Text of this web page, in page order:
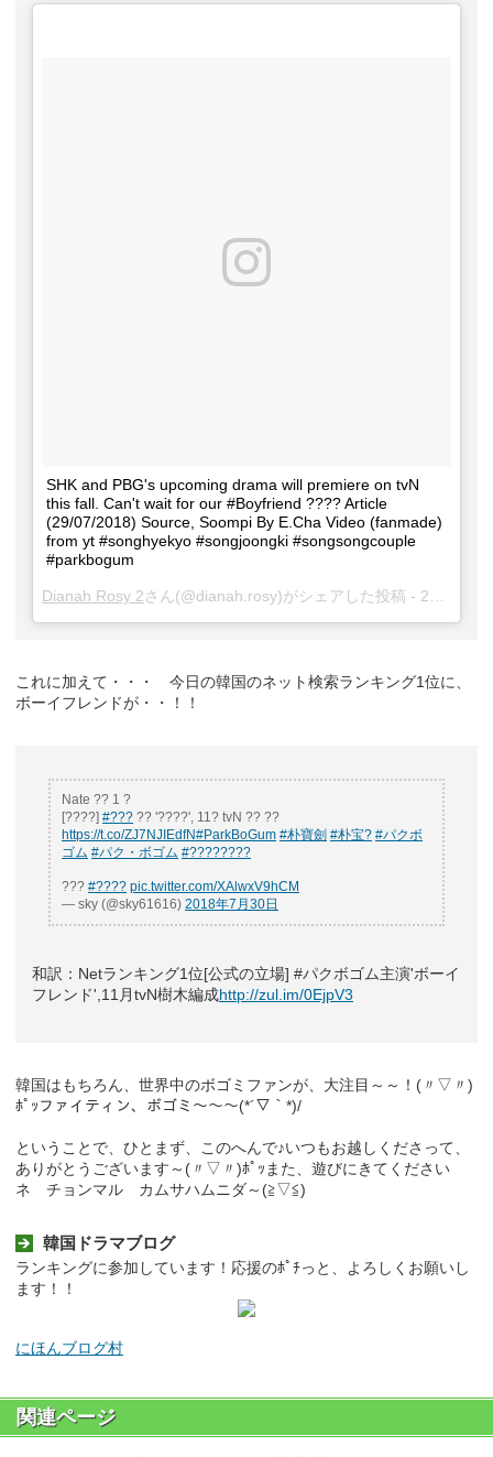
SHK and PBG's upcoming drama will premiere on tvN
this fall. Can't wait for our #Boyfriend ???? Article
(29/07/2018) Source, Soompi By E.Cha Video (fanmade)
from yt #songhyekyo #songjoongki #songsongcouple
#parkbogum
Dianah Rosy 2さん(@dianah.rosy)がシェアした投稿 - 2018年 7月月29日午後6時31分PDT
これに加えて・・・ 今日の韓国のネット検索ランキング1位に、
ボーイフレンドが・・！！
Nate ?? 1 ?
[????] #??? ?? '????', 11? tvN ?? ??
https://t.co/ZJ7NJIEdfN#ParkBoGum #朴寶劍 #朴宝? #パクボ
ゴム #パク・ボゴム #????????
??? #???? pic.twitter.com/XAlwxV9hCM
— sky (@sky61616) 2018年7月30日
和訳：Netランキング1位[公式の立場] #パクボゴム主演'ボーイ
フレンド',11月tvN樹木編成http://zul.im/0EjpV3
韓国はもちろん、世界中のボゴミファンが、大注目～～！(〃▽〃)
ﾎﾟｯファイティン、ボゴミ～～～(*´▽｀*)/
ということで、ひとまず、このへんで♪いつもお越しくださって、
ありがとうございます～(〃▽〃)ﾎﾟｯまた、遊びにきてください
ネ チョンマル カムサハムニダ～(≧▽≦)ゞ
韓国ドラマブログ
ランキングに参加しています！応援のﾎﾟﾁっと、よろしくお願いし
ます！！
にほんブログ村
関連ページ